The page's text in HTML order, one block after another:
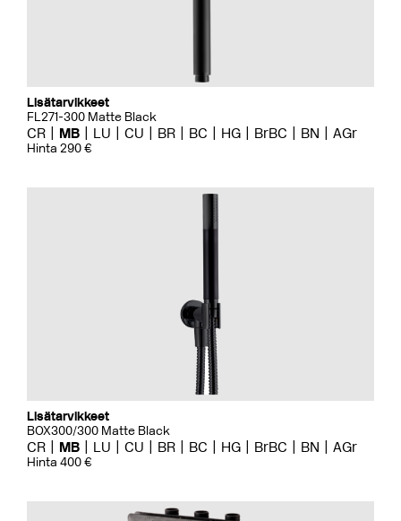
Lisätarvikkeet
FL271-300 Matte Black
CR MB LU CU BR BC HG BrBC BN AGr
Hinta 290 €
Lisätarvikkeet
BOX300/300 Matte Black
CR MB LU CU BR BC HG BrBC BN AGr
Hinta 400 €